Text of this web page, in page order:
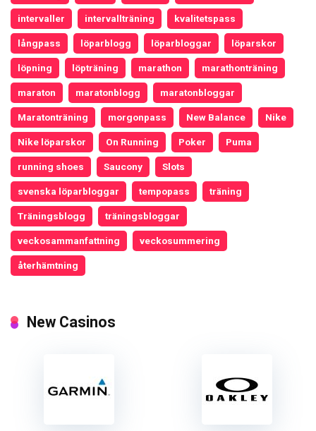
intervaller intervallträning kvalitetspass
långpass löparblogg löparbloggar löparskor
löpning löpträning marathon marathonträning
maraton maratonblogg maratonbloggar
Maratonträning morgonpass New Balance Nike
Nike löparskor On Running Poker Puma
running shoes Saucony Slots
svenska löparbloggar tempopass träning
Träningsblogg träningsbloggar
veckosammanfattning veckosummering
återhämtning
New Casinos